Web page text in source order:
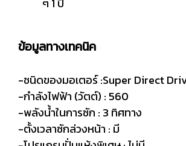
ๆ 1 ปี
ข้อมูลทางเทคนิค
-ชนิดของมอเตอร์ :Super Direct
-กำลังไฟฟ้า (วัตต์) : 560
-พลังน้ำในการซัก : 3 ทิศทาง
-ตั้งเวลาซักล่วงหน้า : มี